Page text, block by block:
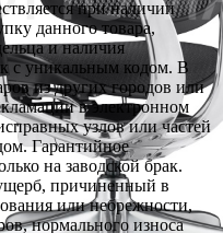
при наличии
данного товара,
и наличия
с уникальным кодом. В
из других городов или
в электронном
узлов или частей
Гарантийное
на заводской брак.
причиненный в
или небрежности,
нормального износа